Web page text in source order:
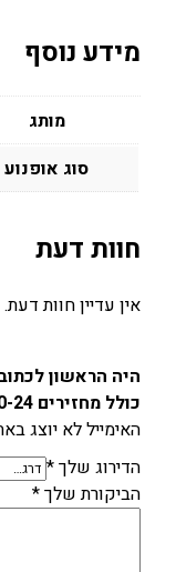
T
5
/
5
0
X
C
-
2
0
מידע נוסף
מותג
סוג אופנוע
חוות דעת
אין עדיין חוות דעת.
היה הראשון
כולל מחזירים HUSQ/KTM FE450/500EXC-F 20-24”
האימייל לא יוצג
הדירוג שלך*
הביקורת שלך*